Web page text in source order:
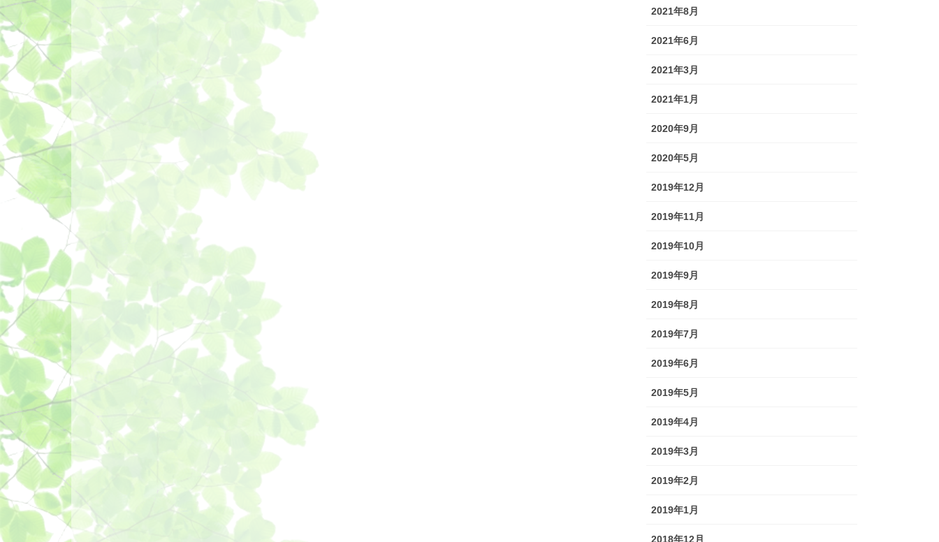
2021年8月
2021年6月
2021年3月
2021年1月
2020年9月
2020年5月
2019年12月
2019年11月
2019年10月
2019年9月
2019年8月
2019年7月
2019年6月
2019年5月
2019年4月
2019年3月
2019年2月
2019年1月
2018年12月